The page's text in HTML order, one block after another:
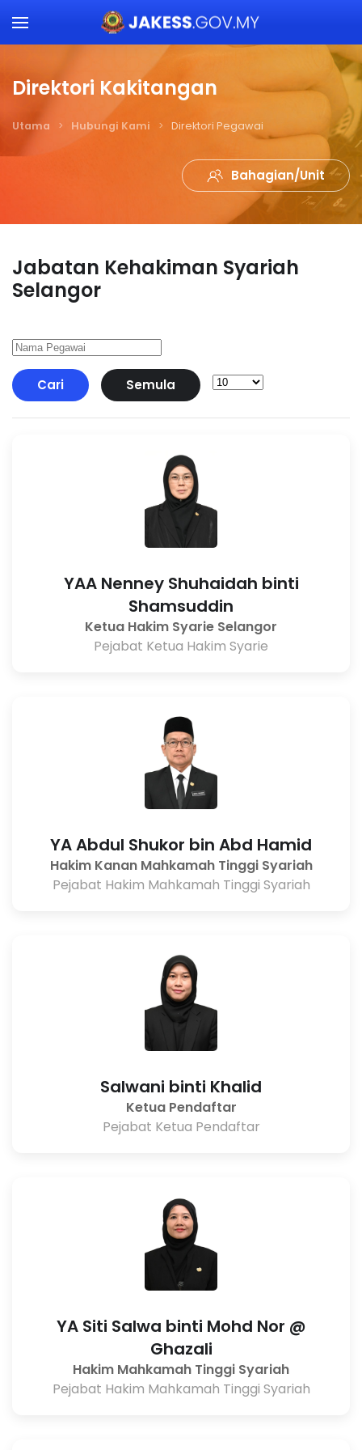
Skip to main content
Direktori Kakitangan
Utama Hubungi Kami Direktori Pegawai
Bahagian/Unit
Jabatan Kehakiman Syariah
Selangor
Cari Semula
YAA Nenney Shuhaidah binti
Shamsuddin
Ketua Hakim Syarie Selangor
Pejabat Ketua Hakim Syarie
YA Abdul Shukor bin Abd Hamid
Hakim Kanan Mahkamah Tinggi Syariah
Pejabat Hakim Mahkamah Tinggi Syariah
Salwani binti Khalid
Ketua Pendaftar
Pejabat Ketua Pendaftar
YA Siti Salwa binti Mohd Nor @
Ghazali
Hakim Mahkamah Tinggi Syariah
Pejabat Hakim Mahkamah Tinggi Syariah